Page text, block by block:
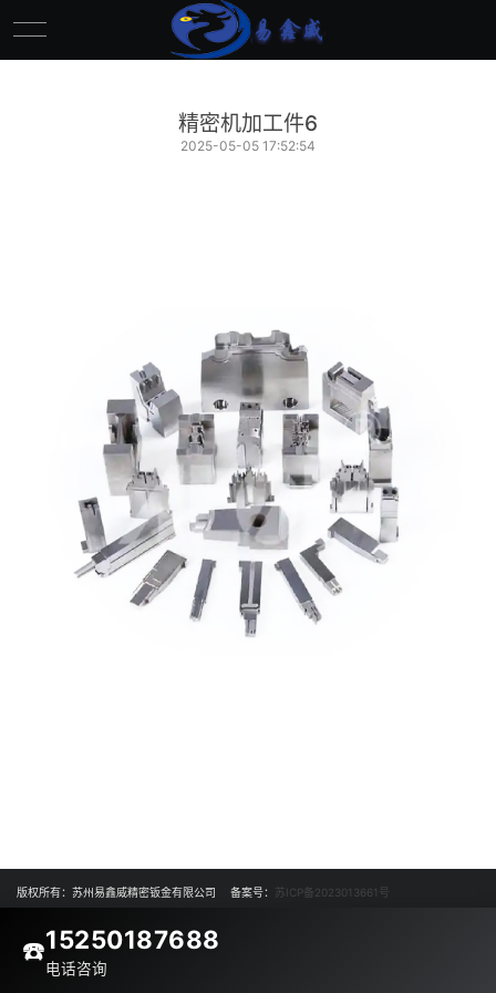
精密机加工件6
2025-05-05 17:52:54
版权所有：苏州易鑫威精密钣金有限公司 备案号： 苏ICP备2023013661号
☎️15250187688
电话咨询